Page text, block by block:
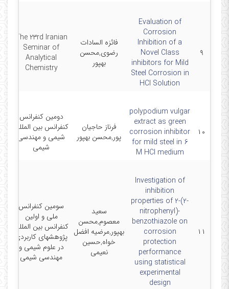
۹
Evaluation of
Corrosion
Inhibition of a
Novel Class
inhibitors for Mild
Steel Corrosion in
HCl Solution
فائزه السادات
رضوی,محسن
بهپور
The 23rd Iranian
Seminar of
Analytical
Chemistry
۱۰
polypodium vulgar
extract as green
corrosion inhibitor
for mild steel in 6
M HCl medium
فرناز حاجیان
پور,محسن بهپور
دومین کنفرانس
کنفرانس بین المللی
شیمی و مهندسی
شیمی
5
۱۱
Investigation of
inhibition
properties of 2-(2-
nitrophenyl)-
benzothiazole on
corrosion
protection
performance
using statistical
experimental
design
سعید
معصوم,محسن
بهپور,مرضیه افضل
خواه,حسین
نعیمی
سومین کنفرانس
ملی و اولین
کنفرانس بین المللی
پژوهشهای کاربردی
در علوم شیمی و
مهندسی شیمی